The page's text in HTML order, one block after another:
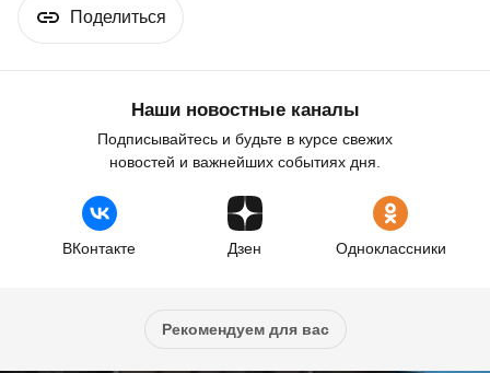
Поделиться
Наши новостные каналы
Подписывайтесь и будьте в курсе свежих
новостей и важнейших событиях дня.
ВКонтакте Дзен Одноклассники
Рекомендуем для вас